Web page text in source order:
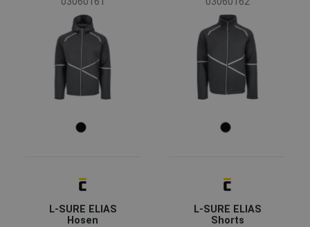
L-SURE ELIAS
Hosen
L-SURE ELIAS
Shorts